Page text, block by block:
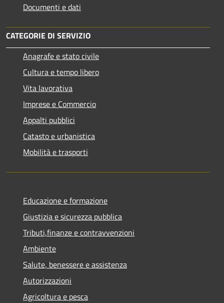
Documenti e dati
CATEGORIE DI SERVIZIO
Anagrafe e stato civile
Cultura e tempo libero
Vita lavorativa
Imprese e Commercio
Appalti pubblici
Catasto e urbanistica
Mobilità e trasporti
Educazione e formazione
Giustizia e sicurezza pubblica
Tributi,finanze e contravvenzioni
Ambiente
Salute, benessere e assistenza
Autorizzazioni
Agricoltura e pesca